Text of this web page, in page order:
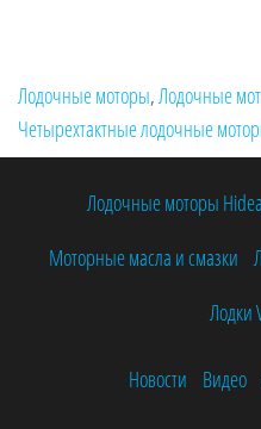
Лодочные моторы,Лодочные
Четырехтактные лодочные
Лодочные моторы Hidea
Моторные масла и смазки
Лодки
Новости Видео